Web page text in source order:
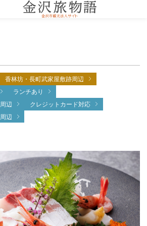
香林坊・長町武家屋敷跡周辺
ランチあり
辺
クレジットカード対応
辺